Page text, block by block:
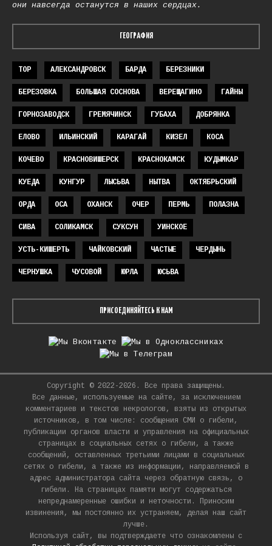
они навсегда останутся в наших сердцах.
ГЕОГРАФИЯ
TOP АЛЕКСАНДРОВСК БАРДА БЕРЕЗНИКИ
БЕРЕЗОВКА БОЛЬШАЯ СОСНОВА ВЕРЕЩАГИНО ГАЙНЫ
ГОРНОЗАВОДСК ГРЕМЯЧИНСК ГУБАХА ДОБРЯНКА
ЕЛОВО ИЛЬИНСКИЙ КАРАГАЙ КИЗЕЛ КОСА
КОЧЕВО КРАСНОВИШЕРСК КРАСНОКАМСК КУДЫМКАР
КУЕДА КУНГУР ЛЫСЬВА НЫТВА ОКТЯБРЬСКИЙ
ОРДА ОСА ОХАНСК ОЧЕР ПЕРМЬ ПОЛАЗНА
СИВА СОЛИКАМСК СУКСУН УИНСКОЕ
УСТЬ-КИШЕРТЬ ЧАЙКОВСКИЙ ЧАСТЫЕ ЧЕРДЫНЬ
ЧЕРНУШКА ЧУСОВОЙ ЮРЛА ЮСЬВА
ПРИСОЕДИНЯЙТЕСЬ К НАМ
Copyright © 2022-2026. Все права защищены.
Все данные, используемые на сайте, за исключением
комментариев и текстов некрологов, взяты из открытых
источников, в том числе: сообщения СМИ о гибели,
публикации органов власти и управления на официальных
страницах в социальных сетях о гибели, а также
сообщений, оставленных третьими лицами в социальных
сетях о гибели, а также из информации, направляемой в
адрес администратора сайта через обратную связь, о
гибели. На страницах памяти могут содержаться
непреднамеренные ошибки и неточности. Приносим
извинения, мы постоянно их устраняем, делая наш сайт
лучше.
Используя сайт, вы подтверждаете что ознакомлены с